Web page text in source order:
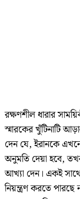
রক্ষণশীল ধারার
স্মারকের খুঁটিনাটি
দেন যে, ইরানকে
অনুমতি দেয়া হবে,
আখ্যা দেন। একই সাথে
নিয়ন্ত্রণ করতে পারছে